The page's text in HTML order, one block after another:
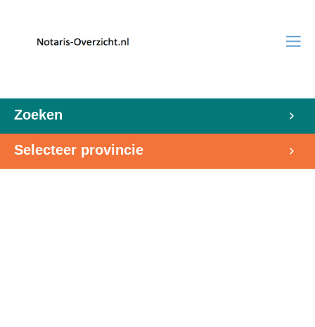
Zoeken
Selecteer provincie